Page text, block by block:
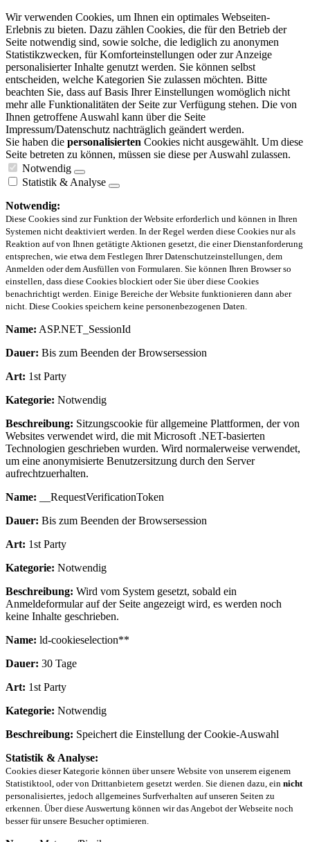
Wir verwenden Cookies, um Ihnen ein optimales Webseiten-
Erlebnis zu bieten. Dazu zählen Cookies, die für den Betrieb der
Seite notwendig sind, sowie solche, die lediglich zu anonymen
Statistikzwecken, für Komforteinstellungen oder zur Anzeige
personalisierter Inhalte genutzt werden. Sie können selbst
entscheiden, welche Kategorien Sie zulassen möchten. Bitte
beachten Sie, dass auf Basis Ihrer Einstellungen womöglich nicht
mehr alle Funktionalitäten der Seite zur Verfügung stehen. Die von
Ihnen getroffene Auswahl kann über die Seite
Impressum/Datenschutz nachträglich geändert werden.
Sie haben die personalisierten Cookies nicht ausgewählt. Um diese
Seite betreten zu können, müssen sie diese per Auswahl zulassen.
Notwendig
Statistik & Analyse
Notwendig:
Diese Cookies sind zur Funktion der Website erforderlich und können in Ihren
Systemen nicht deaktiviert werden. In der Regel werden diese Cookies nur als
Reaktion auf von Ihnen getätigte Aktionen gesetzt, die einer Dienstanforderung
entsprechen, wie etwa dem Festlegen Ihrer Datenschutzeinstellungen, dem
Anmelden oder dem Ausfüllen von Formularen. Sie können Ihren Browser so
einstellen, dass diese Cookies blockiert oder Sie über diese Cookies
benachrichtigt werden. Einige Bereiche der Website funktionieren dann aber
nicht. Diese Cookies speichern keine personenbezogenen Daten.
Name: ASP.NET_SessionId
Dauer: Bis zum Beenden der Browsersession
Art: 1st Party
Kategorie: Notwendig
Beschreibung: Sitzungscookie für allgemeine Plattformen, der von
Websites verwendet wird, die mit Microsoft .NET-basierten
Technologien geschrieben wurden. Wird normalerweise verwendet,
um eine anonymisierte Benutzersitzung durch den Server
aufrechtzuerhalten.
Name: __RequestVerificationToken
Dauer: Bis zum Beenden der Browsersession
Art: 1st Party
Kategorie: Notwendig
Beschreibung: Wird vom System gesetzt, sobald ein
Anmeldeformular auf der Seite angezeigt wird, es werden noch
keine Inhalte geschrieben.
Name: ld-cookieselection**
Dauer: 30 Tage
Art: 1st Party
Kategorie: Notwendig
Beschreibung: Speichert die Einstellung der Cookie-Auswahl
Statistik & Analyse:
Cookies dieser Kategorie können über unsere Website von unserem eigenem
Statistiktool, oder von Drittanbietern gesetzt werden. Sie dienen dazu, ein nicht
personalisiertes, jedoch allgemeines Surfverhalten auf unseren Seiten zu
erkennen. Über diese Auswertung können wir das Angebot der Webseite noch
besser für unsere Besucher optimieren.